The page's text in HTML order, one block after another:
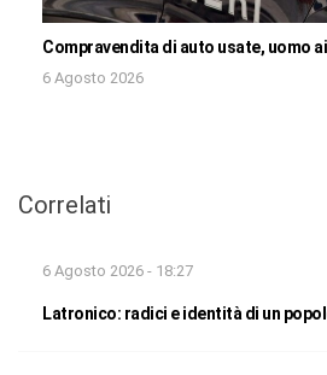
Compravendita di auto usate, uomo
6 Agosto 2026
Correlati
6 Agosto 2026 - 18:27
Latronico: radici e identità di un